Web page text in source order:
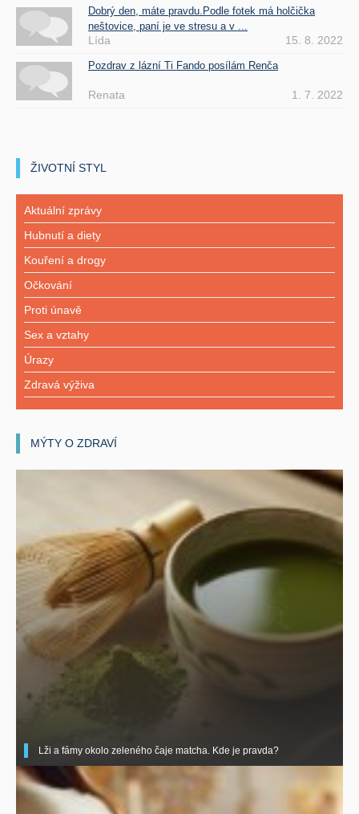
Dobrý den, máte pravdu.Podle fotek má holčička
neštovice, paní je ve stresu a v ...
Lída 15. 8. 2022
Pozdrav z lázní Ti Fando posílám Renča
Renata 1. 7. 2022
ŽIVOTNÍ STYL
Aktuální zprávy
Hubnutí a diety
Kouření a drogy
Očkování
Proti únavě
Sex a vztahy
Úrazy
Zdravá výživa
MÝTY O ZDRAVÍ
Lži a fámy okolo zeleného čaje matcha. Kde je pravda?